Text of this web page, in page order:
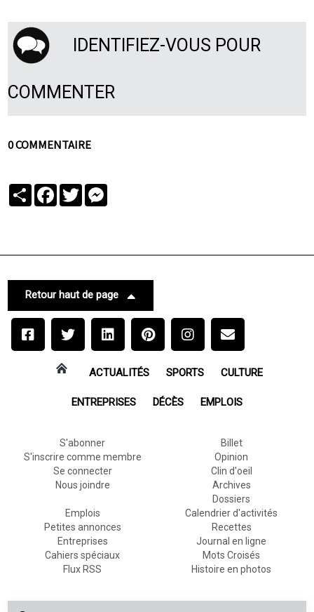
IDENTIFIEZ-VOUS POUR
COMMENTER
0 COMMENTAIRE
PartagerFacebook
Twitter
Retour haut de page
ACTUALITÉS SPORTS CULTURE
ENTREPRISES DÉCÈS EMPLOIS
S'abonner
S'inscrire comme membre
Se connecter
Nous joindre
Billet
Opinion
Clin d'oeil
Archives
Dossiers
Emplois
Petites annonces
Entreprises
Cahiers spéciaux
Flux RSS
Calendrier d'activités
Recettes
Journal en ligne
Mots Croisés
Histoire en photos